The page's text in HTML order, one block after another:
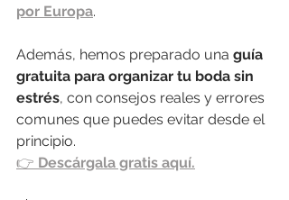
por Europa.
Además, hemos preparado una guía
gratuita para organizar tu boda sin
estrés, con consejos reales y errores
comunes que puedes evitar desde el
principio.
👉 Descárgala gratis aquí.